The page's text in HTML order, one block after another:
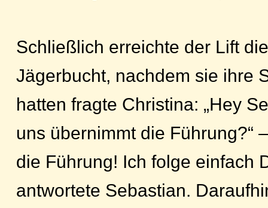
Schließlich erreichte der Lift
Jägerbucht, nachdem sie ihre
hatten fragte Christina: „Hey
uns übernimmt die Führung?“
die Führung! Ich folge einfach
antwortete Sebastian.